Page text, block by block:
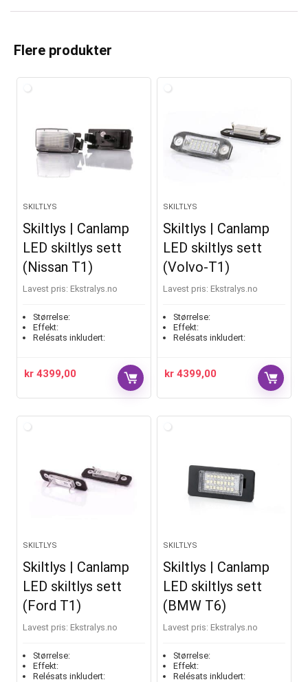
A
tFlere produkter
SKILTLYS
Skiltlys | Canlamp
LED skiltlys sett
(Nissan T1)
Lavest pris: ekstralys.no
Størrelse:
Effekt:
Relésats inkludert:
kr 4399,00
SKILTLYS
Skiltlys | Canlamp
LED skiltlys sett
(Volvo-T1)
Lavest pris: ekstralys.no
Størrelse:
Effekt:
Relésats inkludert:
kr 4399,00
SKILTLYS
Skiltlys | Canlamp
LED skiltlys sett
(Ford T1)
Lavest pris: ekstralys.no
Størrelse:
Effekt:
Relésats inkludert:
SKILTLYS
Skiltlys | Canlamp
LED skiltlys sett
(BMW T6)
Lavest pris: ekstralys.no
Størrelse:
Effekt:
Relésats inkludert: